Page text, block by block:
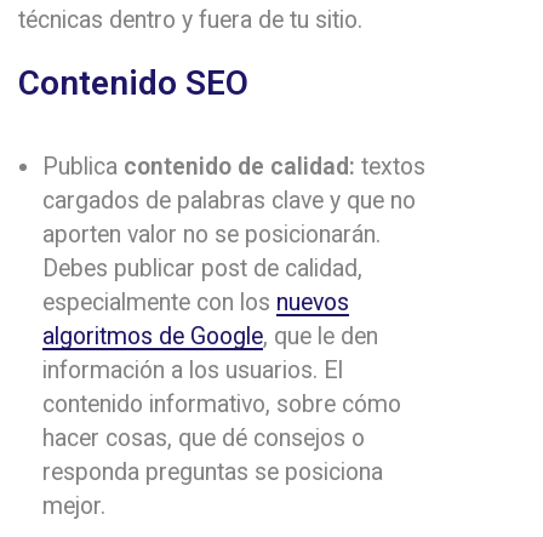
técnicas dentro y fuera de tu sitio.
Contenido SEO
Publica contenido de calidad: textos
cargados de palabras clave y que no
aporten valor no se posicionarán.
Debes publicar post de calidad,
especialmente con los nuevos
algoritmos de Google, que le den
información a los usuarios. El
contenido informativo, sobre cómo
hacer cosas, que dé consejos o
responda preguntas se posiciona
mejor.